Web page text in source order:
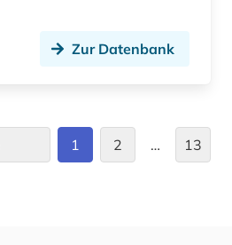
Zur Datenbank
1 2 … 13